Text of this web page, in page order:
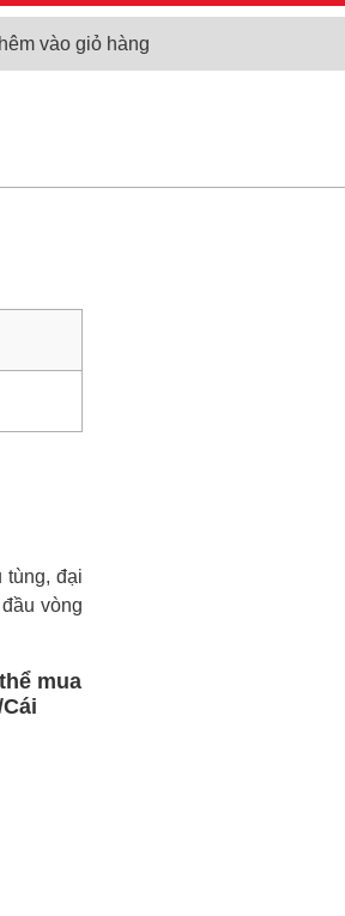
vào giỏ hàng
tùng, đại
vòng
mua